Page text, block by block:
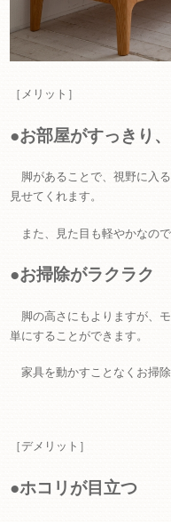
［メリット］
●お部屋がすっきり
脚があることで、視野に入
見せてくれます。
また、見た目も軽やかなの
●お掃除がラクラク
脚の高さにもよりますが、
単にすることができます。
家具を動かすことなくお掃
［デメリット］
●ホコリが目立つ